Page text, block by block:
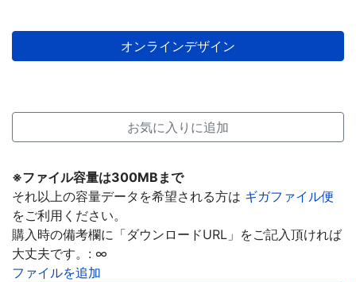
お気に入りに追加
※ファイル容量は300MBまで
それ以上の容量データを希望される方は ギガファイル便
をご利用ください。
購入時の備考欄に「ダウンロードURL」をご記入頂ければ
大丈夫です。: ∞
ファイルを追加